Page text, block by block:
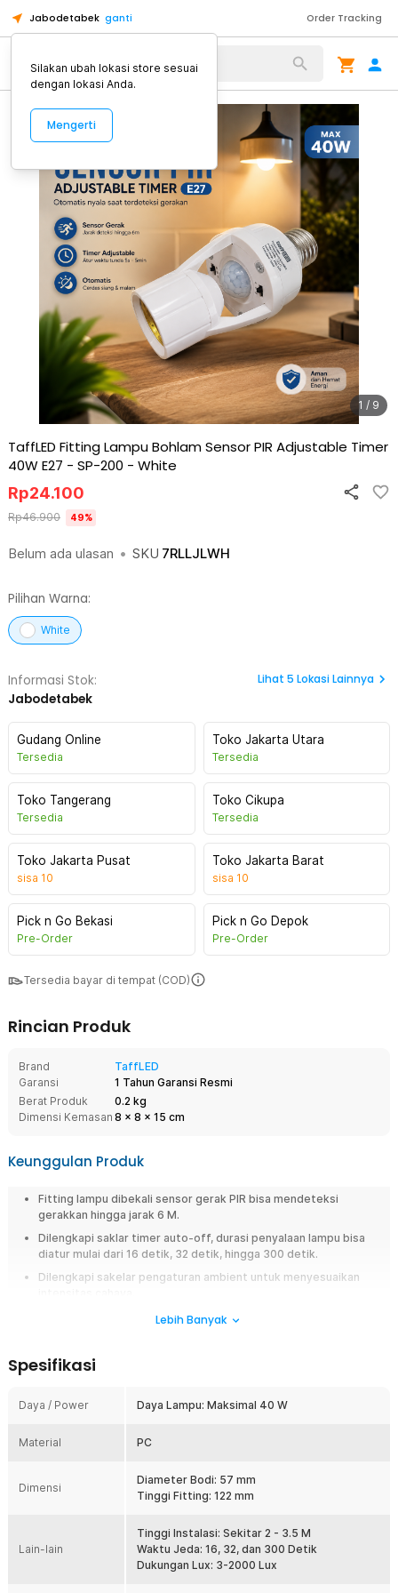
Jabodetabek ganti Order Tracking
Alat Kopi
1 / 9
TaffLED Fitting Lampu Bohlam Sensor PIR Adjustable Timer
40W E27 - SP-200 - White
Belum ada ulasan • SKU 7RLLJLWH
Rp24.100
Rp46.900 49%
Pilihan Warna:
White
Informasi Stok:
Jabodetabek
Lihat 5 Lokasi Lainnya
Gudang Online
Tersedia
Toko Jakarta Utara
Tersedia
Toko Tangerang
Tersedia
Toko Cikupa
Tersedia
Toko Jakarta Pusat
sisa 10
Toko Jakarta Barat
sisa 10
Pick n Go Bekasi
Pre-Order
Pick n Go Depok
Pre-Order
Tersedia bayar di tempat (COD)
Rincian Produk
Brand
TaffLED
Garansi
1 Tahun Garansi Resmi
Berat Produk
0.2 kg
Dimensi Kemasan 8 x 8 x 15 cm
Keunggulan Produk
Fitting lampu dibekali sensor gerak PIR bisa mendeteksi
gerakkan hingga jarak 6 M.
Dilengkapi saklar timer auto-off, durasi penyalaan lampu bisa
diatur mulai dari 16 detik, 32 detik, hingga 300 detik.
Dilengkapi sakelar pengaturan ambient untuk menyesuaikan
Cocok untuk bohlam dengan soket E27.= dengan daya 40 W.
tidak mudah rusak.
TaffLED menghadirkan fitting lampu sensor untuk Anda yang sering lupa
saat mendeteksi gerakan, lalu mati otomatis jika tidak ada aktivitas di
listrik. Anda juga bisa memasang berbagai jenis bohlam berkat tipe
fitting universal E27.
Teknologi Sensor Otomatis
Lebih Banyak
Spesifikasi
Daya / Power Daya Lampu: Maksimal 40 W
Material PC
Dimensi
Diameter Bodi: 57 mm
Tinggi Fitting: 122 mm
Lain-lain
Tinggi Instalasi: Sekitar 2 - 3.5 M
Waktu Jeda: 16, 32, dan 300 Detik
Dukungan Lux: 3-2000 Lux
Silakan ubah lokasi store sesuai
dengan lokasi Anda.
Mengerti